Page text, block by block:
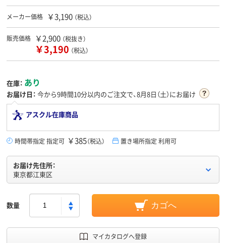
メーカー価格 ￥3,190 （税込）
販売価格 ￥2,900 （税抜き）
￥3,190 （税込）
在庫： あり
お届け日： 今から9時間10分以内のご注文で、8月8日（土）にお届け
アスクル在庫商品
時間帯指定 指定可 ￥385（税込） 置き場所指定 利用可
お届け先住所：
東京都江東区
数量 カゴへ
マイカタログへ登録